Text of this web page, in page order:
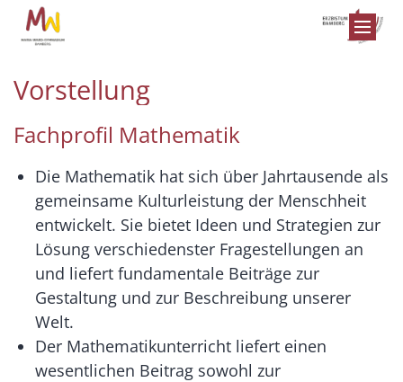
Zum Inhalt springen
Vorstellung
Fachprofil Mathematik
Die Mathematik hat sich über Jahrtausende als
gemeinsame Kulturleistung der Menschheit
entwickelt. Sie bietet Ideen und Strategien zur
Lösung verschiedenster Fragestellungen an
und liefert fundamentale Beiträge zur
Gestaltung und zur Beschreibung unserer
Welt.
Der Mathematikunterricht liefert einen
wesentlichen Beitrag sowohl zur